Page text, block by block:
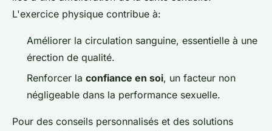
L'exercice physique contribue à:
Améliorer la circulation sanguine, essentielle à une
érection de qualité.
Renforcer la confiance en soi, un facteur non
négligeable dans la performance sexuelle.
Pour des conseils personnalisés et des solutions